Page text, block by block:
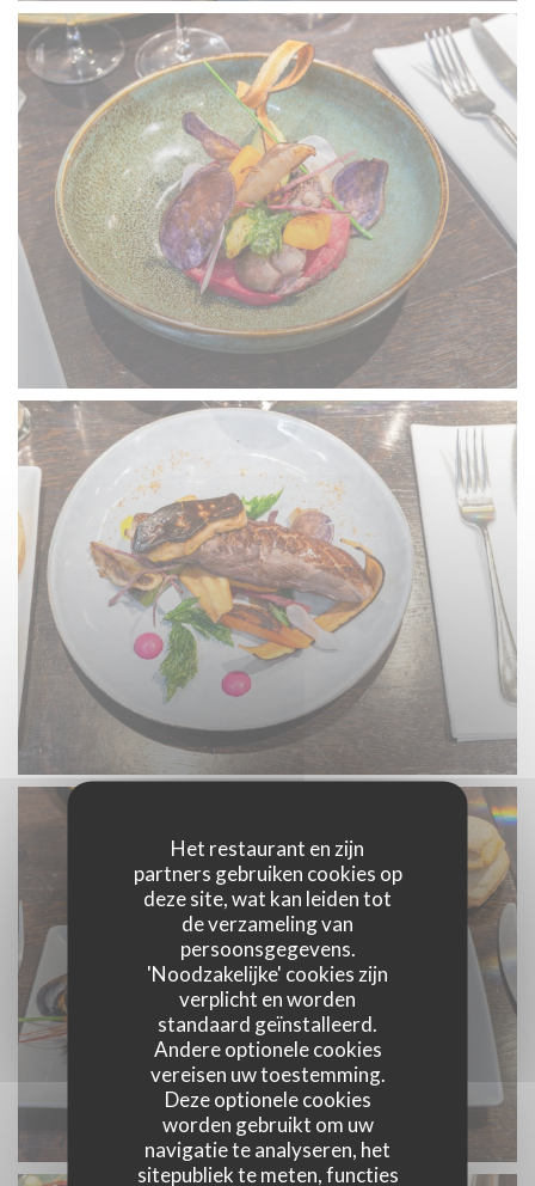
Het restaurant en zijn
partners gebruiken cookies op
deze site, wat kan leiden tot
de verzameling van
persoonsgegevens.
'Noodzakelijke' cookies zijn
verplicht en worden
standaard geïnstalleerd.
Andere optionele cookies
vereisen uw toestemming.
Deze optionele cookies
worden gebruikt om uw
navigatie te analyseren, het
sitepubliek te meten, functies